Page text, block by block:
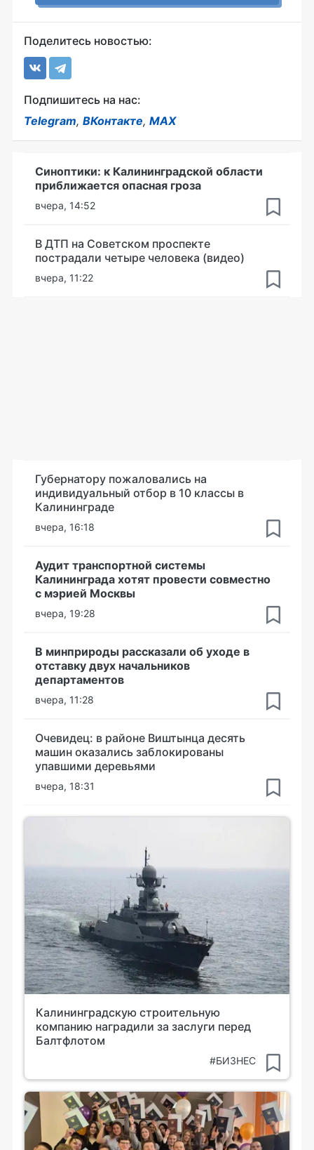
Поделитесь новостью:
Подпишитесь на нас:
Telegram, ВКонтакте, MAX
Синоптики: к Калининградской области
приближается опасная гроза
вчера, 14:52
В ДТП на Советском проспекте
пострадали четыре человека (видео)
вчера, 11:22
Губернатору пожаловались на
индивидуальный отбор в 10 классы в
Калининграде
вчера, 16:18
Аудит транспортной системы
Калининграда хотят провести совместно
с мэрией Москвы
вчера, 19:28
В минприроды рассказали об уходе в
отставку двух начальников
департаментов
вчера, 11:28
Очевидец: в районе Виштынца десять
машин оказались заблокированы
упавшими деревьями
вчера, 18:31
Калининградскую строительную
компанию наградили за заслуги перед
Балтфлотом
#БИЗНЕС